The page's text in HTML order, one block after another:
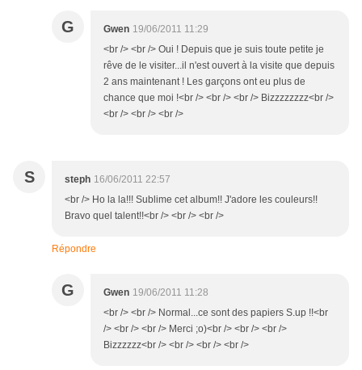
G Gwen 19/06/2011 11:29
<br /> <br /> Oui ! Depuis que je suis toute petite je
rêve de le visiter...il n'est ouvert à la visite que depuis
2 ans maintenant ! Les garçons ont eu plus de
chance que moi !<br /> <br /> <br /> Bizzzzzzzz<br />
<br /> <br /> <br />
S steph 16/06/2011 22:57
<br /> Ho la la!!! Sublime cet album!! J'adore les couleurs!!
Bravo quel talent!!<br /> <br /> <br />
Répondre
G Gwen 19/06/2011 11:28
<br /> <br /> Normal...ce sont des papiers S.up !!<br
/> <br /> <br /> Merci ;o)<br /> <br /> <br />
Bizzzzzz<br /> <br /> <br /> <br />